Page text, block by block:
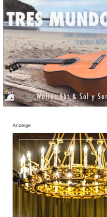
Anzeige